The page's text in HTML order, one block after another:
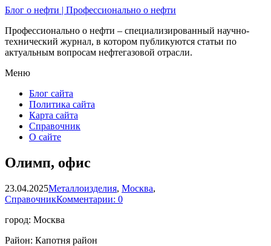
Блог о нефти | Профессионально о нефти
Профессионально о нефти – специализированный научно-
технический журнал, в котором публикуются статьи по
актуальным вопросам нефтегазовой отрасли.
Меню
Блог сайта
Политика сайта
Карта сайта
Справочник
О сайте
Олимп, офис
23.04.2025Металлоизделия, Москва,
СправочникКомментарии: 0
город: Москва
Район: Капотня район